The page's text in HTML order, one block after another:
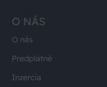
O NÁS
O nás
Predplatné
Inzercia